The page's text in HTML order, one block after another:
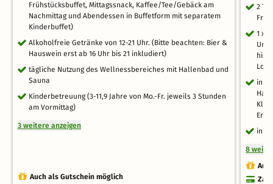
Frühstücksbuffet, Mittagssnack, Kaffee/Tee/Gebäck am
Nachmittag und Abendessen in Buffetform mit separatem
Kinderbuffet)
Alkoholfreie Getränke von 12-21 Uhr. (Bitte beachten: Bier &
Hauswein erst ab 16 Uhr bis 21 inkludiert)
tägliche Nutzung des Wellnessbereiches mit Hallenbad und
Sauna
Kinderbetreuung (3-11,9 Jahre von Mo.-Fr. jeweils 3 Stunden
am Vormittag)
3 weitere anzeigen
Auch als Gutschein möglich
2
1 x
inkl.
inkl.
8